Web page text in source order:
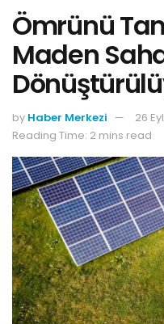
Ömrünü
Maden
by Haber Merkezi
26
Reading Time: 2 mins read